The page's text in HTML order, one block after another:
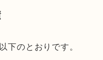
下のとおりです。